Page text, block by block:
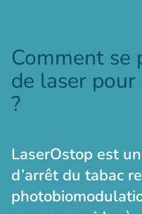
Comment se
de laser
?
LaserOstop est
d’arrêt du tabac